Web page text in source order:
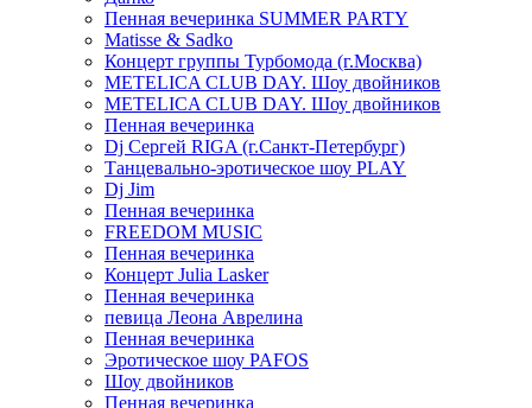
Пенная вечеринка SUMMER PARTY
Matisse & Sadko
Концерт группы Турбомода (г.Москва)
METELICA CLUB DAY. Шоу двойников
METELICA CLUB DAY. Шоу двойников
Пенная вечеринка
Dj Сергей RIGA (г.Санкт-Петербург)
Танцевально-эротическое шоу PLAY
Dj Jim
Пенная вечеринка
FREEDOM MUSIC
Пенная вечеринка
Концерт Julia Lasker
Пенная вечеринка
певица Леона Аврелина
Пенная вечеринка
Эротическое шоу PAFOS
Шоу двойников
Пенная вечеринка